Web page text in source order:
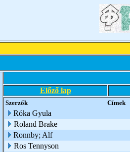
Előző lap
Szerzők Címek
Róka Gyula
Roland Brake
Ronnby; Alf
Ros Tennyson